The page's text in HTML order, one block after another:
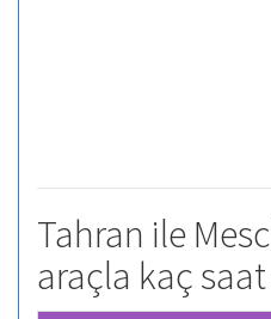
Tahran ile
araçla kaç